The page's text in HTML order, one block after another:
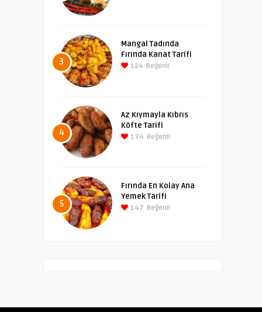
3
Mangal Tadında
Fırında Kanat Tarifi
124 Beğeni!
4
Az Kıymayla Kıbrıs
Köfte Tarifi
174 Beğeni!
5
Fırında En Kolay Ana
Yemek Tarifi
147 Beğeni!